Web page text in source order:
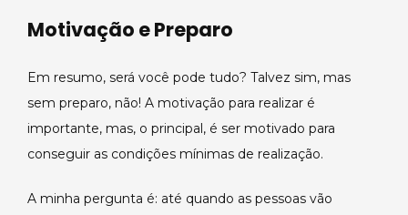
Motivação e Preparo
Em resumo, será você pode tudo? Talvez sim, mas
sem preparo, não! A motivação para realizar é
importante, mas, o principal, é ser motivado para
conseguir as condições mínimas de realização.
A minha pergunta é: até quando as pessoas vão